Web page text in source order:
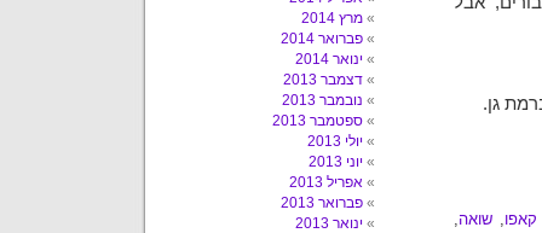
גן.
קאפו, שואה,
מרץ 2014
פברואר 2014
ינואר 2014
דצמבר 2013
נובמבר 2013
ספטמבר 2013
יולי 2013
יוני 2013
אפריל 2013
פברואר 2013
ינואר 2013